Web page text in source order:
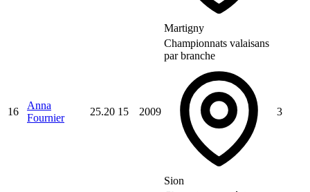
Martigny
16
Anna
Fournier
25.20 15 2009
Championnats valaisans
par branche
Sion
3